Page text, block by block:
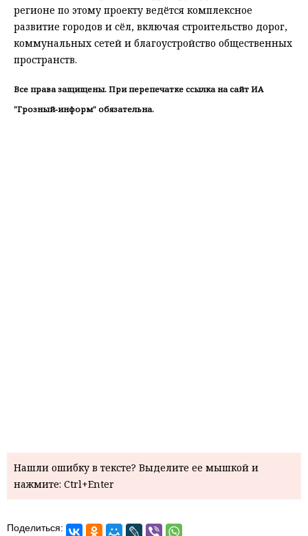
регионе по этому проекту ведётся комплексное
развитие городов и сёл, включая строительство дорог,
коммунальных сетей и благоустройство общественных
пространств.
Все права защищены. При перепечатке ссылка на сайт ИА
"Грозный-информ" обязательна.
Нашли ошибку в тексте? Выделите ее мышкой и
нажмите: Ctrl+Enter
Поделиться: